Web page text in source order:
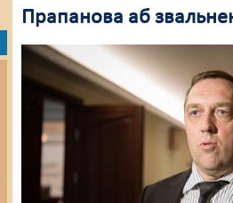
Прапанова аб